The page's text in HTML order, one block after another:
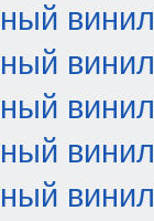
винил
винил
винил
винил
винил